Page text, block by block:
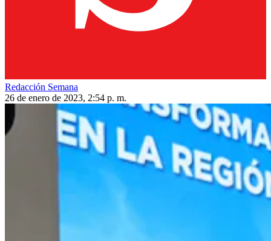
Redacción Semana
26 de enero de 2023, 2:54 p. m.